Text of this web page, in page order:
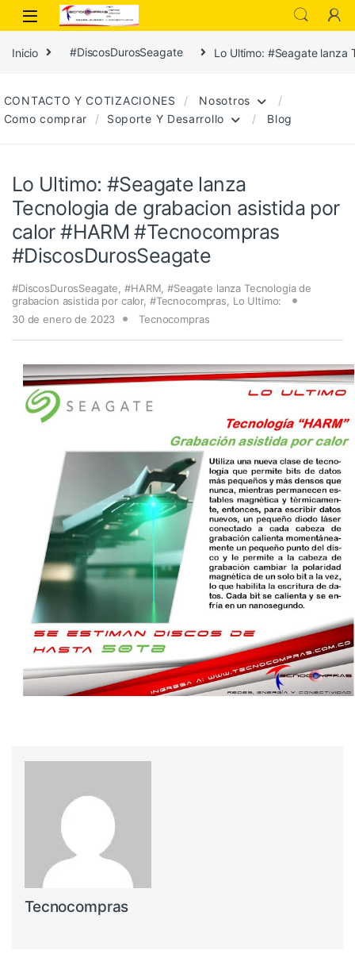
Inicio #DiscosDurosSeagate Lo Ultimo: #Seagate lanza
CONTACTO Y COTIZACIONES
Nosotros
Como comprar
Soporte Y Desarrollo Blog
Lo Ultimo: #Seagate lanza
Tecnologia de grabacion asistida por
calor #HARM #Tecnocompras
#DiscosDurosSeagate
#DiscosDurosSeagate ,#HARM ,#Seagate lanza Tecnologia de
grabacion asistida por calor, #Tecnocompras
Lo Ultimo:
30 de enero de 2023
Tecnocompras
Tecnocompras